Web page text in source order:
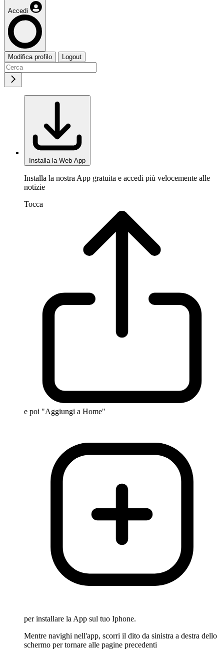
Accedi
Modifica profilo Logout
Installa la Web App
Installa la nostra App gratuita e accedi più velocemente alle
notizie
Tocca
e poi "Aggiungi a Home"
per installare la App sul tuo Iphone.
Mentre navighi nell'app, scorri il dito da sinistra a destra dello
schermo per tornare alle pagine precedenti